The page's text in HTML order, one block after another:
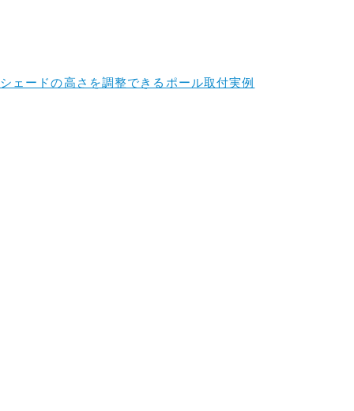
シェードの高さを調整できるポール取付実例